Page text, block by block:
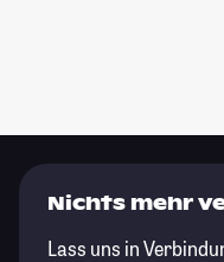
Nichts mehr
Lass uns in